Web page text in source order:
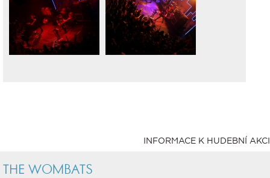
INFORMACE K HUDEBNÍ AKCI
THE WOMBATS